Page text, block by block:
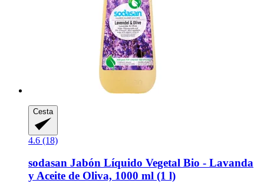
Cesta
4.6 (18)
sodasan Jabón Líquido Vegetal Bio -​ Lavanda
y Aceite de Oliva, 1000 ml (1 l)